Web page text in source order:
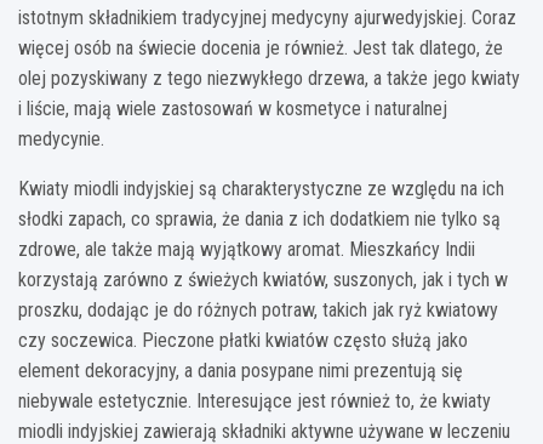
istotnym składnikiem tradycyjnej medycyny ajurwedyjskiej. Coraz
więcej osób na świecie docenia je również. Jest tak dlatego, że
olej pozyskiwany z tego niezwykłego drzewa, a także jego kwiaty
i liście, mają wiele zastosowań w kosmetyce i naturalnej
medycynie.
Kwiaty miodli indyjskiej są charakterystyczne ze względu na ich
słodki zapach, co sprawia, że dania z ich dodatkiem nie tylko są
zdrowe, ale także mają wyjątkowy aromat. Mieszkańcy Indii
korzystają zarówno z świeżych kwiatów, suszonych, jak i tych w
proszku, dodając je do różnych potraw, takich jak ryż kwiatowy
czy soczewica. Pieczone płatki kwiatów często służą jako
element dekoracyjny, a dania posypane nimi prezentują się
niebywale estetycznie. Interesujące jest również to, że kwiaty
miodli indyjskiej zawierają składniki aktywne używane w leczeniu